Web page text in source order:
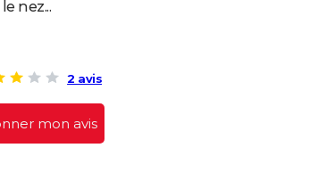
nez...
2 avis
mon avis